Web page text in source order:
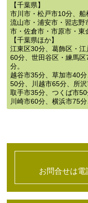
【千葉県】
市川市・松戸市10分、船
流山市・浦安市・習志野
市・佐倉市・市原市・東
【千葉県ほか】
江東区30分、葛飾区・
60分、世田谷区・練馬
分。
越谷市35分、草加市40
50分、川越市65分、所沢
取手市35分、つくば市
川崎市60分、横浜市75
お問合せは電